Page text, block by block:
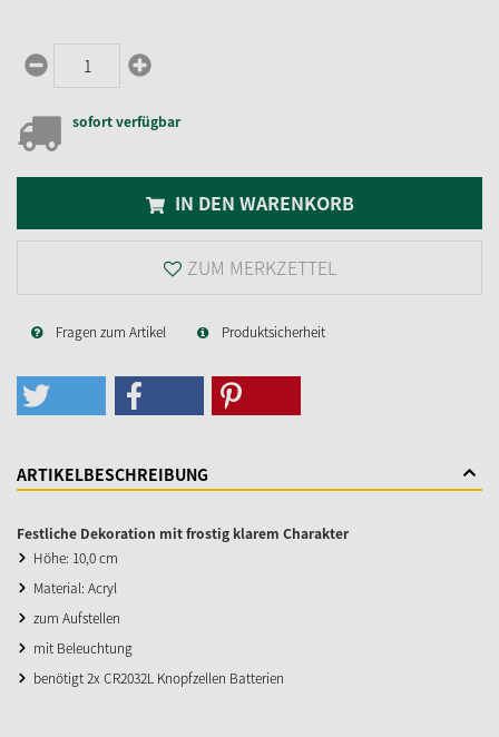
sofort verfügbar
IN DEN WARENKORB
ZUM MERKZETTEL
Fragen zum Artikel Produktsicherheit
ARTIKELBESCHREIBUNG
Festliche Dekoration mit frostig klarem Charakter
Höhe: 10,0 cm
Material: Acryl
zum Aufstellen
mit Beleuchtung
benötigt 2x CR2032L Knopfzellen Batterien